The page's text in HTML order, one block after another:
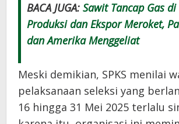
BACA JUGA: Sawit Tancap Gas
Produksi dan Ekspor Meroket,
dan Amerika Menggeliat
Meski demikian, SPKS menilai
pelaksanaan seleksi yang
16 hingga 31 Mei 2025 terlalu